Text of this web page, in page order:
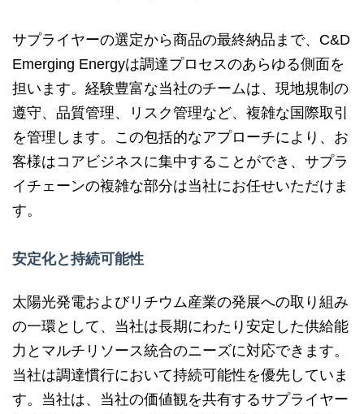
サプライヤーの選定から商品の最終納品まで、C&D
Emerging Energyは調達プロセスのあらゆる側面を
担います。経験豊富な当社のチームは、現地規制の
遵守、品質管理、リスク管理など、複雑な国際取引
を管理します。この包括的なアプローチにより、お
客様はコアビジネスに集中することができ、サプラ
イチェーンの複雑な部分は当社にお任せいただけま
す。
安定化と持続可能性
太陽光発電およびリチウム産業の発展への取り組み
の一環として、当社は長期にわたり安定した供給能
力とマルチリソース統合のニーズに対応できます。
当社は調達慣行において持続可能性を優先していま
す。当社は、当社の価値観を共有するサプライヤー